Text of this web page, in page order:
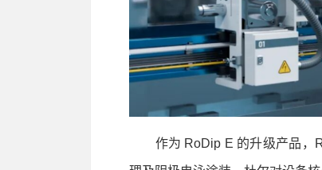
作为 RoDip E 的升级产品，